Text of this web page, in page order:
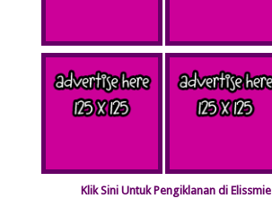
Klik Sini Untuk Pengiklanan di Elissmie